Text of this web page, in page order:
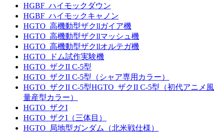
HGBF_ハイモックダウン
HGBF_ハイモックキャノン
HGTO_高機動型ザクllガイア機
HGTO_高機動型ザクllマッシュ機
HGTO_高機動型ザクllオルテガ機
HGTO_ドム試作実験機
HGTO_ザクII C-5型
HGTO_ザクII C-5型（シャア専用カラー）
HGTO_ザクII C-5型HGTO_ザクII C-5型（初代アニメ風
量産型カラー）
HGTO_ザクI
HGTO_ザクI（三体目）
HGTO_局地型ガンダム（北米戦仕様）